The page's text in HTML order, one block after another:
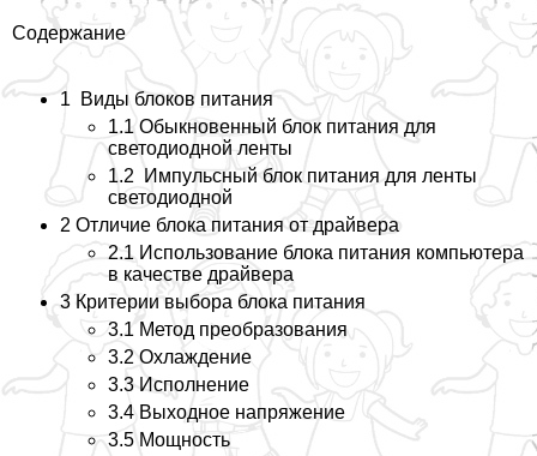
Содержание
1 Виды блоков питания
1.1 Обыкновенный блок питания для
светодиодной ленты
1.2 Импульсный блок питания для ленты
светодиодной
2 Отличие блока питания от драйвера
2.1 Использование блока питания компьютера
в качестве драйвера
3 Критерии выбора блока питания
3.1 Метод преобразования
3.2 Охлаждение
3.3 Исполнение
3.4 Выходное напряжение
3.5 Мощность